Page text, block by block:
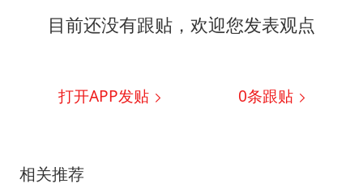
目前还没有跟贴，欢迎您发表观点
打开APP发贴 0条跟贴
相关推荐